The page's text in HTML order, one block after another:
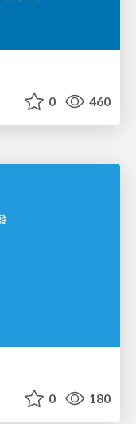
0 460
0 180